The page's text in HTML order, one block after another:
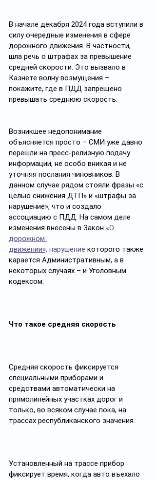
В начале декабря 2024 года вступили в
силу очередные изменения в сфере
дорожного движения. В частности,
шла речь о штрафах за превышение
средней скорости. Это вызвало в
Казнете волну возмущения –
покажите, где в ПДД запрещено
превышать среднюю скорость.
Возникшее недопонимание
объясняется просто – СМИ уже давно
перешли на пресс-релизную подачу
информации, не особо вникая и не
уточняя послания чиновников. В
данном случае рядом стояли фразы «с
целью снижения ДТП» и «штрафы за
нарушение», что и создало
ассоциацию с ПДД. На самом деле
изменения внесены в Закон «О
дорожном
движении», нарушение которого также
карается Административным, а в
некоторых случаях – и Уголовным
кодексом.
Что такое средняя скорость
Средняя скорость фиксируется
специальными приборами и
средствами автоматически на
прямолинейных участках дорог и
только, во всяком случае пока, на
трассах республиканского значения.
Установленный на трассе прибор
фиксирует время, когда авто въехало